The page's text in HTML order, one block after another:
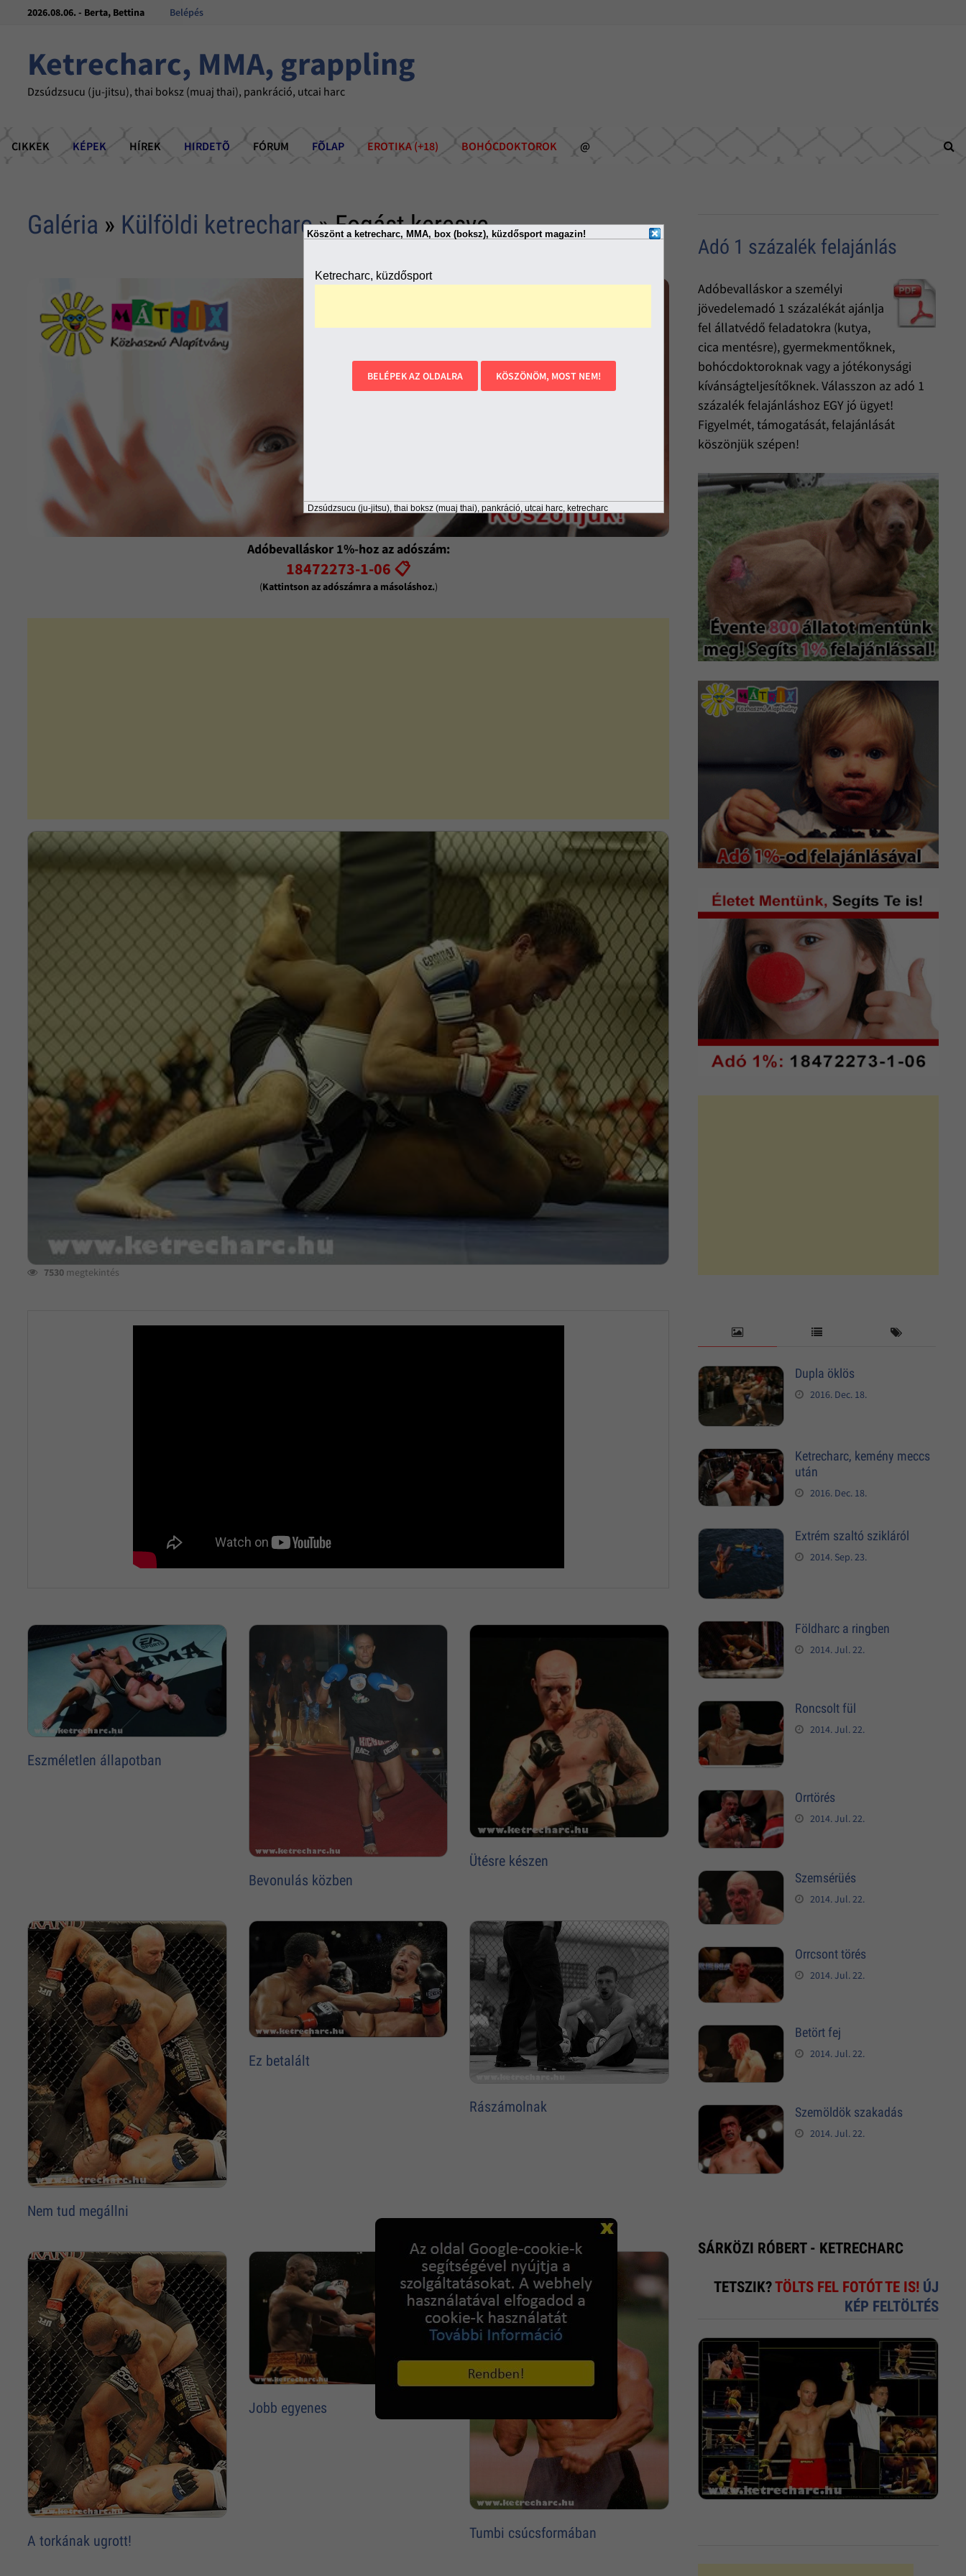
Köszönt a ketrecharc, MMA, box (boksz), küzdősport magazin!
Ketrecharc, küzdősport
BELÉPEK AZ OLDALRA KÖSZÖNÖM, MOST NEM!
Dzsúdzsucu (ju-jitsu), thai boksz (muaj thai), pankráció, utcai harc, ketrecharc
2026.08.06. - Berta, Bettina Belépés
Ketrecharc, MMA, grappling
Dzsúdzsucu (ju-jitsu), thai boksz (muaj thai), pankráció, utcai harc
CIKKEK KÉPEK HÍREK HIRDETÕ FÓRUM FÕLAP EROTIKA (+18) BOHÓCDOKTOROK @
Galéria » Külföldi ketrecharc» Fogást keresve
Adóbevalláskor 1%-hoz az adószám:
18472273-1-06 📋
(Kattintson az adószámra a másoláshoz.)
7530 megtekintés
Eszméletlen állapotban
Bevonulás közben
Ütésre készen
Nem tud megállni
Ez betalált
Rászámolnak
A torkának ugrott!
Jobb egyenes
Tumbi csúcsformában
Adó 1 százalék felajánlás
Adóbevalláskor a személyi
jövedelemadó 1 százalékát ajánlja
fel állatvédő feladatokra (kutya,
cica mentésre), gyermekmentőknek,
bohócdoktoroknak vagy a jótékonysági
kívánságteljesítőknek. Válasszon az adó 1
százalék felajánláshoz EGY jó ügyet!
Figyelmét, támogatását, felajánlását
köszönjük szépen!
Dupla öklös
2016. Dec. 18.
Ketrecharc, kemény meccs
után
2016. Dec. 18.
Extrém szaltó szikláról
2014. Sep. 23.
Földharc a ringben
2014. Jul. 22.
Roncsolt fül
2014. Jul. 22.
Orrtörés
2014. Jul. 22.
Szemsérüés
2014. Jul. 22.
Orrcsont törés
2014. Jul. 22.
Betört fej
2014. Jul. 22.
Szemöldök szakadás
2014. Jul. 22.
SÁRKÖZI RÓBERT - KETRECHARC
TETSZIK?TÖLTS FEL FOTÓT TE IS! ÚJ
KÉP FELTÖLTÉS